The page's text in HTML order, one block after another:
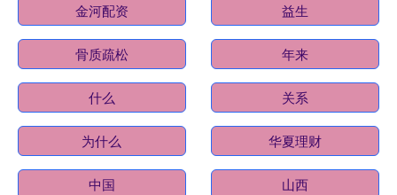
金河配资 益生
骨质疏松 年来
什么 关系
为什么 华夏理财
中国 山西